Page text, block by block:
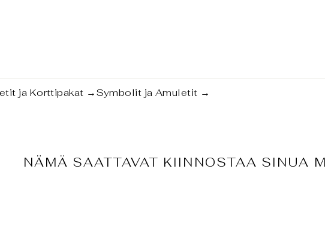
ja Korttipakat →Symbolit ja Amuletit →
NÄMÄ SAATTAVAT KIINNOSTAA SINUA